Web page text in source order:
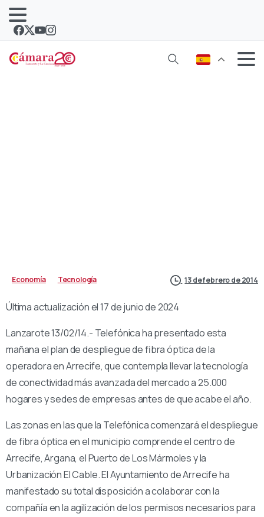
Economía Tecnología 13 de febrero de 2014
Última actualización el 17 de junio de 2024
Lanzarote 13/02/14.- Telefónica ha presentado esta
mañana el plan de despliegue de fibra óptica de la
operadora en Arrecife, que contempla llevar la tecnología
de conectividad más avanzada del mercado a 25.000
hogares y sedes de empresas antes de que acabe el año.
Las zonas en las que la Telefónica comenzará el despliegue
de fibra óptica en el municipio comprende el centro de
Arrecife, Argana, el Puerto de Los Mármoles y la
Urbanización El Cable. El Ayuntamiento de Arrecife ha
manifestado su total disposición a colaborar con la
compañía en la agilización de los permisos necesarios para